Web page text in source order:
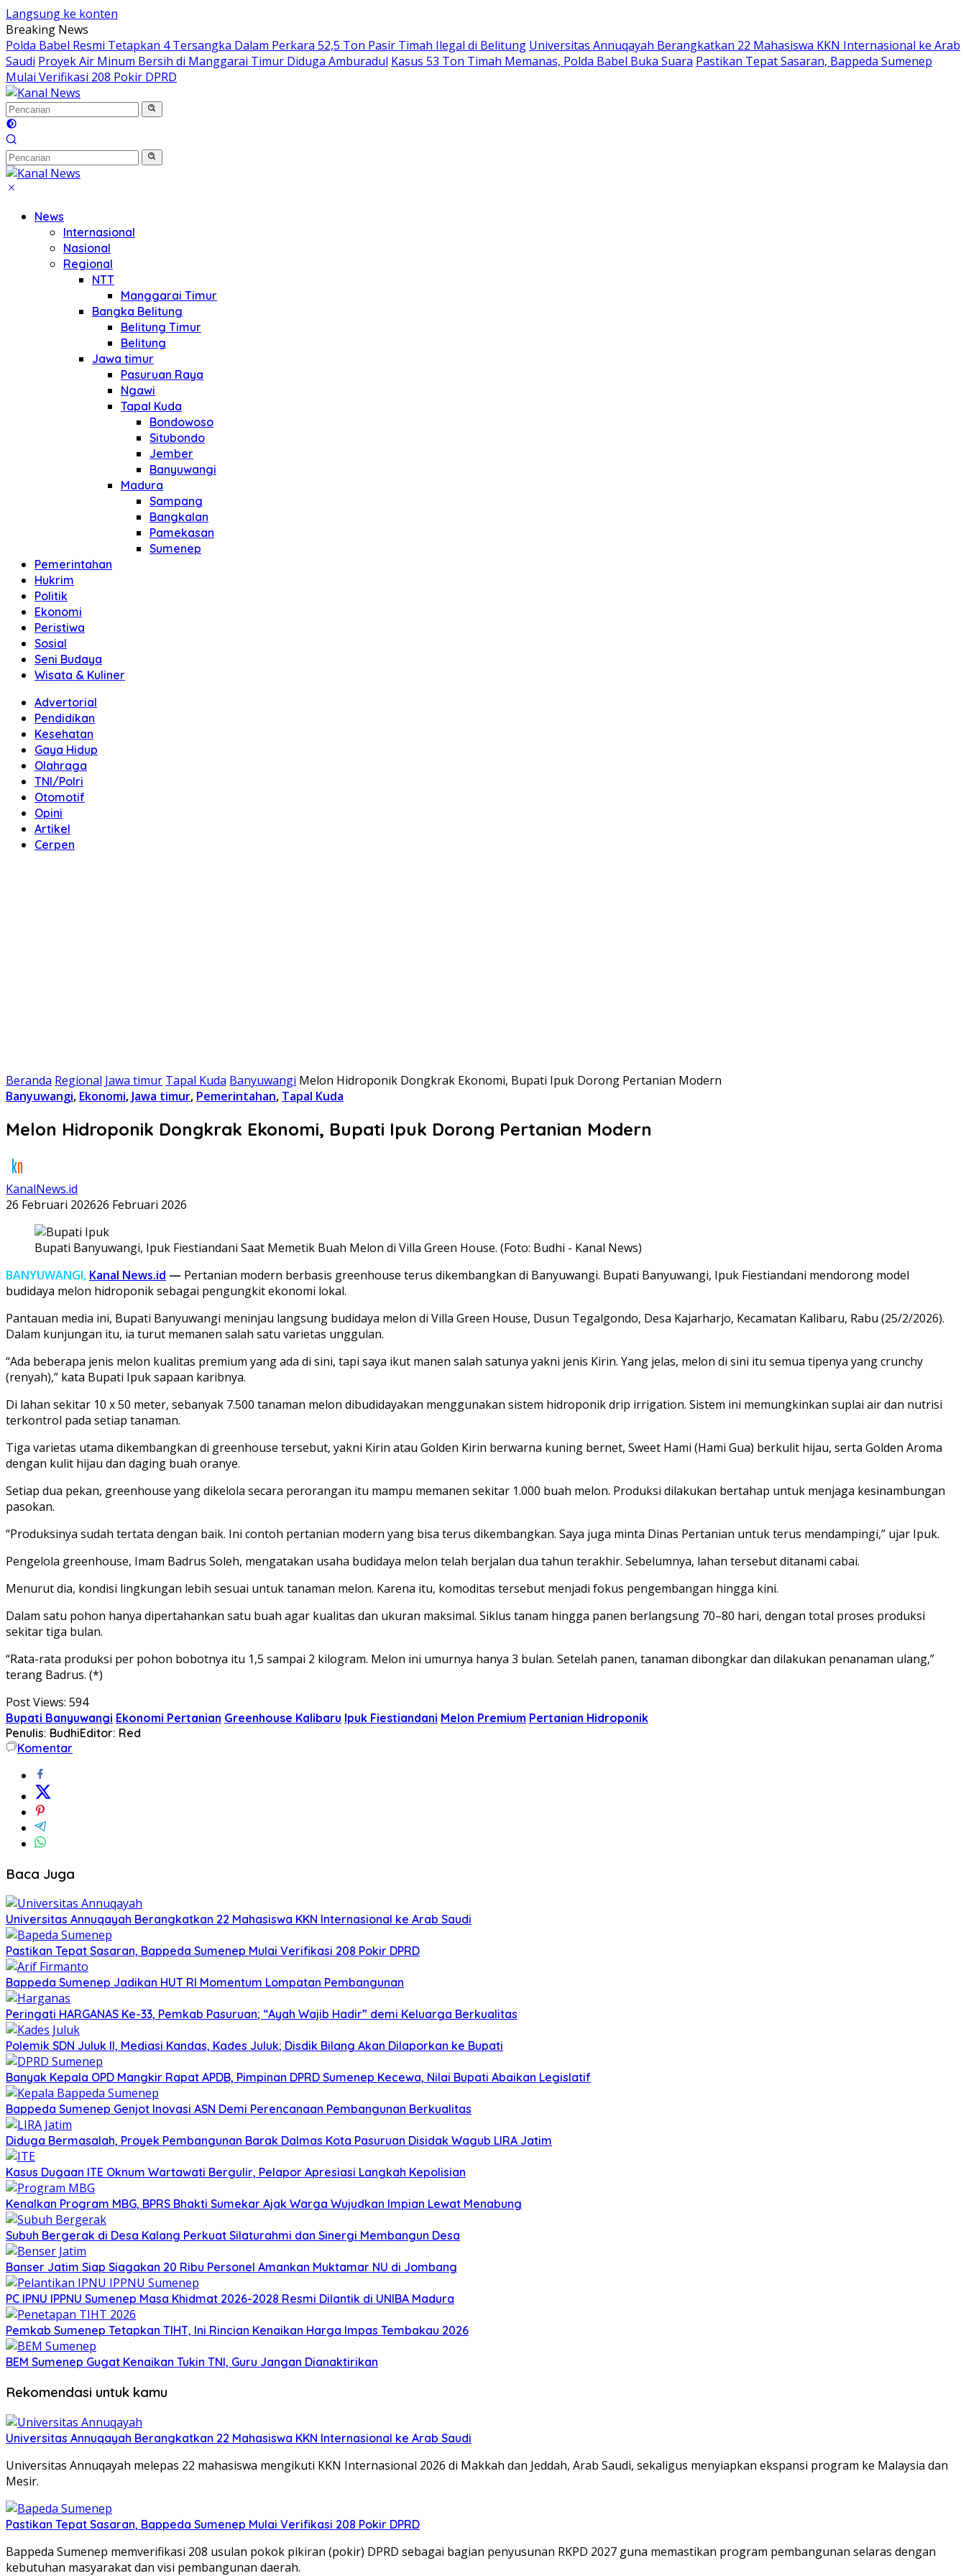
Langsung ke konten
Breaking News
Polda Babel Resmi Tetapkan 4 Tersangka Dalam Perkara 52,5 Ton Pasir Timah Ilegal di Belitung Universitas Annuqayah Berangkatkan 22 Mahasiswa KKN Internasional ke Arab
Saudi Proyek Air Minum Bersih di Manggarai Timur Diduga Amburadul Kasus 53 Ton Timah Memanas, Polda Babel Buka Suara Pastikan Tepat Sasaran, Bappeda Sumenep
Mulai Verifikasi 208 Pokir DPRD
News
Internasional
Nasional
Regional
NTT
Manggarai Timur
Bangka Belitung
Belitung Timur
Belitung
Jawa timur
Pasuruan Raya
Ngawi
Tapal Kuda
Bondowoso
Situbondo
Jember
Banyuwangi
Madura
Sampang
Bangkalan
Pamekasan
Sumenep
Pemerintahan
Hukrim
Politik
Ekonomi
Peristiwa
Sosial
Seni Budaya
Wisata & Kuliner
Advertorial
Pendidikan
Kesehatan
Gaya Hidup
Olahraga
TNI/Polri
Otomotif
Opini
Artikel
Cerpen
Beranda Regional Jawa timur Tapal Kuda Banyuwangi Melon Hidroponik Dongkrak Ekonomi, Bupati Ipuk Dorong Pertanian Modern
Banyuwangi, Ekonomi, Jawa timur, Pemerintahan, Tapal Kuda
Melon Hidroponik Dongkrak Ekonomi, Bupati Ipuk Dorong Pertanian Modern
KanalNews.id
26 Februari 202626 Februari 2026
Bupati Banyuwangi, Ipuk Fiestiandani Saat Memetik Buah Melon di Villa Green House. (Foto: Budhi - Kanal News)
BANYUWANGI, Kanal News.id — Pertanian modern berbasis greenhouse terus dikembangkan di Banyuwangi. Bupati Banyuwangi, Ipuk Fiestiandani mendorong model
budidaya melon hidroponik sebagai pengungkit ekonomi lokal.
Pantauan media ini, Bupati Banyuwangi meninjau langsung budidaya melon di Villa Green House, Dusun Tegalgondo, Desa Kajarharjo, Kecamatan Kalibaru, Rabu (25/2/2026).
Dalam kunjungan itu, ia turut memanen salah satu varietas unggulan.
“Ada beberapa jenis melon kualitas premium yang ada di sini, tapi saya ikut manen salah satunya yakni jenis Kirin. Yang jelas, melon di sini itu semua tipenya yang crunchy
(renyah),” kata Bupati Ipuk sapaan karibnya.
Di lahan sekitar 10 x 50 meter, sebanyak 7.500 tanaman melon dibudidayakan menggunakan sistem hidroponik drip irrigation. Sistem ini memungkinkan suplai air dan nutrisi
terkontrol pada setiap tanaman.
Tiga varietas utama dikembangkan di greenhouse tersebut, yakni Kirin atau Golden Kirin berwarna kuning bernet, Sweet Hami (Hami Gua) berkulit hijau, serta Golden Aroma
dengan kulit hijau dan daging buah oranye.
Setiap dua pekan, greenhouse yang dikelola secara perorangan itu mampu memanen sekitar 1.000 buah melon. Produksi dilakukan bertahap untuk menjaga kesinambungan
pasokan.
“Produksinya sudah tertata dengan baik. Ini contoh pertanian modern yang bisa terus dikembangkan. Saya juga minta Dinas Pertanian untuk terus mendampingi,” ujar Ipuk.
Pengelola greenhouse, Imam Badrus Soleh, mengatakan usaha budidaya melon telah berjalan dua tahun terakhir. Sebelumnya, lahan tersebut ditanami cabai.
Menurut dia, kondisi lingkungan lebih sesuai untuk tanaman melon. Karena itu, komoditas tersebut menjadi fokus pengembangan hingga kini.
Dalam satu pohon hanya dipertahankan satu buah agar kualitas dan ukuran maksimal. Siklus tanam hingga panen berlangsung 70–80 hari, dengan total proses produksi
sekitar tiga bulan.
“Rata-rata produksi per pohon bobotnya itu 1,5 sampai 2 kilogram. Melon ini umurnya hanya 3 bulan. Setelah panen, tanaman dibongkar dan dilakukan penanaman ulang,”
terang Badrus. (*)
Post Views: 594
Bupati Banyuwangi Ekonomi Pertanian Greenhouse Kalibaru Ipuk Fiestiandani Melon Premium Pertanian Hidroponik
Penulis: BudhiEditor: Red
Komentar
Baca Juga
Universitas Annuqayah Berangkatkan 22 Mahasiswa KKN Internasional ke Arab Saudi
Pastikan Tepat Sasaran, Bappeda Sumenep Mulai Verifikasi 208 Pokir DPRD
Bappeda Sumenep Jadikan HUT RI Momentum Lompatan Pembangunan
Peringati HARGANAS Ke-33, Pemkab Pasuruan; “Ayah Wajib Hadir” demi Keluarga Berkualitas
Polemik SDN Juluk II, Mediasi Kandas, Kades Juluk; Disdik Bilang Akan Dilaporkan ke Bupati
Banyak Kepala OPD Mangkir Rapat APDB, Pimpinan DPRD Sumenep Kecewa, Nilai Bupati Abaikan Legislatif
Bappeda Sumenep Genjot Inovasi ASN Demi Perencanaan Pembangunan Berkualitas
Diduga Bermasalah, Proyek Pembangunan Barak Dalmas Kota Pasuruan Disidak Wagub LIRA Jatim
Kasus Dugaan ITE Oknum Wartawati Bergulir, Pelapor Apresiasi Langkah Kepolisian
Kenalkan Program MBG, BPRS Bhakti Sumekar Ajak Warga Wujudkan Impian Lewat Menabung
Subuh Bergerak di Desa Kalang Perkuat Silaturahmi dan Sinergi Membangun Desa
Banser Jatim Siap Siagakan 20 Ribu Personel Amankan Muktamar NU di Jombang
PC IPNU IPPNU Sumenep Masa Khidmat 2026-2028 Resmi Dilantik di UNIBA Madura
Pemkab Sumenep Tetapkan TIHT, Ini Rincian Kenaikan Harga Impas Tembakau 2026
BEM Sumenep Gugat Kenaikan Tukin TNI, Guru Jangan Dianaktirikan
Rekomendasi untuk kamu
Universitas Annuqayah Berangkatkan 22 Mahasiswa KKN Internasional ke Arab Saudi
Universitas Annuqayah melepas 22 mahasiswa mengikuti KKN Internasional 2026 di Makkah dan Jeddah, Arab Saudi, sekaligus menyiapkan ekspansi program ke Malaysia dan
Mesir.
Pastikan Tepat Sasaran, Bappeda Sumenep Mulai Verifikasi 208 Pokir DPRD
Bappeda Sumenep memverifikasi 208 usulan pokok pikiran (pokir) DPRD sebagai bagian penyusunan RKPD 2027 guna memastikan program pembangunan selaras dengan
kebutuhan masyarakat dan visi pembangunan daerah.